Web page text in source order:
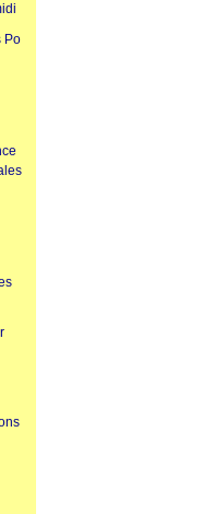
Po